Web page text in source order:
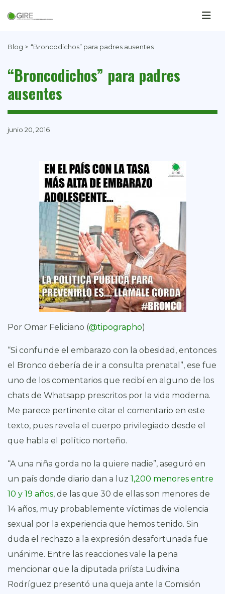
Blog > “Broncodichos” para padres ausentes
“Broncodichos” para padres
ausentes
junio 20, 2016
Por Omar Feliciano (@tipographo)
“Si confunde el embarazo con la obesidad, entonces
el Bronco debería de ir a consulta prenatal”, ese fue
uno de los comentarios que recibí en alguno de los
chats de Whatsapp prescritos por la vida moderna.
Me parece pertinente citar el comentario en este
texto, pues revela el cuerpo privilegiado desde el
que habla el político norteño.
“A una niña gorda no la quiere nadie”, aseguró en
un país donde diario dan a luz 1,200 menores entre
10 y 19 años, de las que 30 de ellas son menores de
14 años, muy probablemente víctimas de violencia
sexual por la experiencia que hemos tenido. Sin
duda el rechazo a la expresión desafortunada fue
unánime. Entre las reacciones vale la pena
mencionar que la diputada priísta Ludivina
Rodríguez presentó una queja ante la Comisión